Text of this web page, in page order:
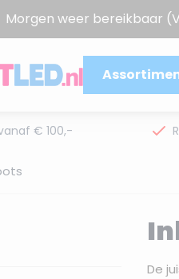
Morgen weer bereikbaar
€ 100,-
De